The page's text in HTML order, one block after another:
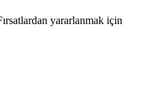
yararlanmak için